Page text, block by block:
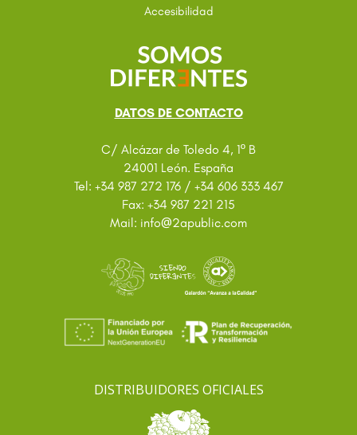
Accesibilidad
DATOS DE CONTACTO
C/ Alcázar de Toledo 4, 1º B
24001 León. España
Tel: +34 987 272 176 / +34 606 333 467
Fax: +34 987 221 215
Mail: info@2apublic.com
DISTRIBUIDORES OFICIALES